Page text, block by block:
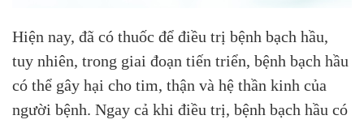
Hiện nay, đã có thuốc để điều trị bệnh bạch hầu,
tuy nhiên, trong giai đoạn tiến triển, bệnh bạch hầu
có thể gây hại cho tim, thận và hệ thần kinh của
người bệnh. Ngay cả khi điều trị, bệnh bạch hầu có